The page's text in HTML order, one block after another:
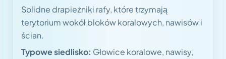
Solidne drapieżniki rafy, które trzymają
terytorium wokół bloków koralowych, nawisów i
ścian.
Typowe siedlisko: Głowice koralowe, nawisy,